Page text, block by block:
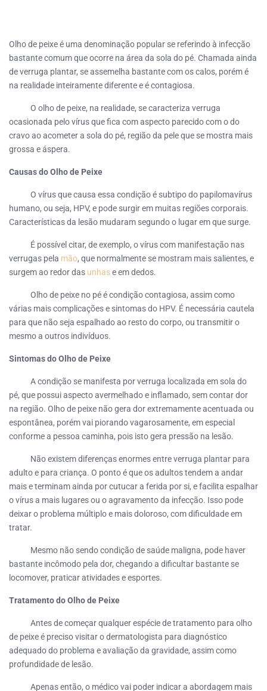
Olho de peixe é uma denominação popular se referindo à infecção
bastante comum que ocorre na área da sola do pé. Chamada ainda
de verruga plantar, se assemelha bastante com os calos, porém é
na realidade inteiramente diferente e é contagiosa.
O olho de peixe, na realidade, se caracteriza verruga
ocasionada pelo vírus que fica com aspecto parecido com o do
cravo ao acometer a sola do pé, região da pele que se mostra mais
grossa e áspera.
Causas do Olho de Peixe
O vírus que causa essa condição é subtipo do papilomavírus
humano, ou seja, HPV, e pode surgir em muitas regiões corporais.
Características da lesão mudaram segundo o lugar em que surge.
É possível citar, de exemplo, o vírus com manifestação nas
verrugas pela mão, que normalmente se mostram mais salientes, e
surgem ao redor das unhase em dedos.
Olho de peixe no pé é condição contagiosa, assim como
várias mais complicações e sintomas do HPV. É necessária cautela
para que não seja espalhado ao resto do corpo, ou transmitir o
mesmo a outros indivíduos.
Sintomas do Olho de Peixe
A condição se manifesta por verruga localizada em sola do
pé, que possui aspecto avermelhado e inflamado, sem contar dor
na região. Olho de peixe não gera dor extremamente acentuada ou
espontânea, porém vai piorando vagarosamente, em especial
conforme a pessoa caminha, pois isto gera pressão na lesão.
Não existem diferenças enormes entre verruga plantar para
adulto e para criança. O ponto é que os adultos tendem a andar
mais e terminam ainda por cutucar a ferida por si, e facilita espalhar
o vírus a mais lugares ou o agravamento da infecção. Isso pode
deixar o problema múltiplo e mais doloroso, com dificuldade em
tratar.
Mesmo não sendo condição de saúde maligna, pode haver
bastante incômodo pela dor, chegando a dificultar bastante se
locomover, praticar atividades e esportes.
Tratamento do Olho de Peixe
Antes de começar qualquer espécie de tratamento para olho
de peixe é preciso visitar o dermatologista para diagnóstico
adequado do problema e avaliação da gravidade, assim como
profundidade de lesão.
Apenas então, o médico vai poder indicar a abordagem mais